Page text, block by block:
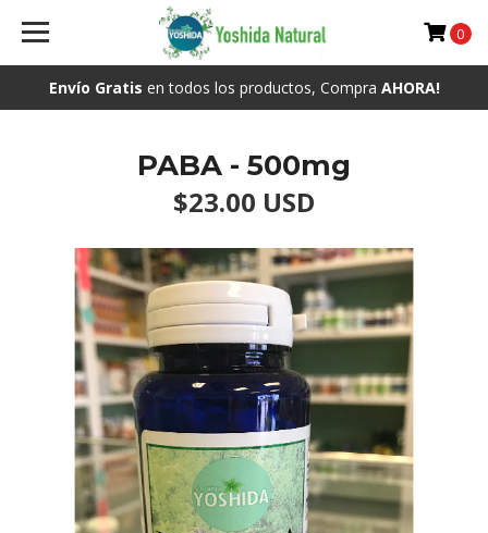
Envío Gratis en todos los productos, Compra AHORA!
0
PABA - 500mg
$23.00 USD